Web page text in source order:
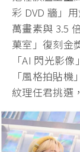
彩 DVD 牆」
萬畫素與 3.5
菓室」復刻金
「AI 閃光影
「風格拍貼
紋理任君挑選